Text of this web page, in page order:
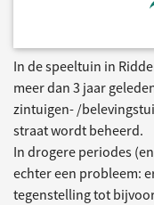
In de speeltuin in
meer dan 3 jaar
zintuigen- /
straat wordt beheerd.
In drogere periodes
echter een probleem:
tegenstelling tot